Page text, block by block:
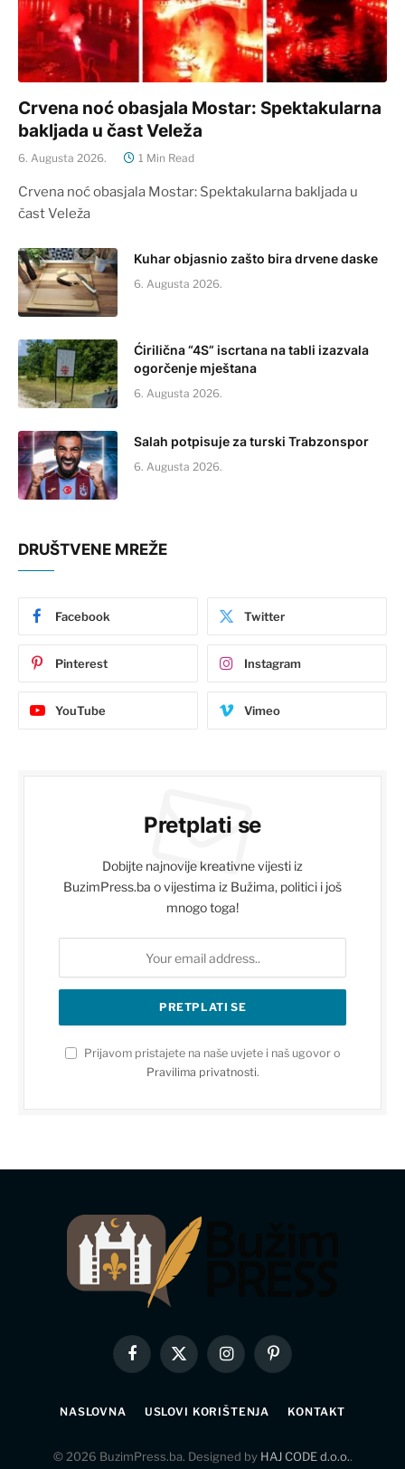
Crvena noć obasjala Mostar: Spektakularna
bakljada u čast Veleža
6. Augusta 2026. 1 Min Read
Crvena noć obasjala Mostar: Spektakularna bakljada u
čast Veleža
Kuhar objasnio zašto bira drvene daske
6. Augusta 2026.
Ćirilična “4S” iscrtana na tabli izazvala
ogorčenje mještana
6. Augusta 2026.
Salah potpisuje za turski Trabzonspor
6. Augusta 2026.
DRUŠTVENE MREŽE
Facebook Twitter
Pinterest Instagram
YouTube Vimeo
Pretplati se
Dobijte najnovije kreativne vijesti iz
BuzimPress.ba o vijestima iz Bužima, politici i još
mnogo toga!
Prijavom pristajete na naše uvjete i naš ugovor o
Pravilima privatnosti.
Facebook
X
InstagramPinterest
NASLOVNA USLOVI KORIŠTENJA KONTAKT
© 2026 BuzimPress.ba. Designed by HAJ CODE d.o.o..